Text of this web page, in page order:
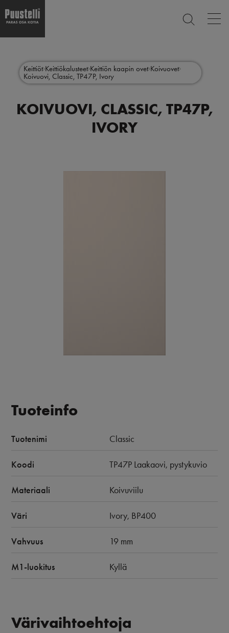
menu
Keittiöt Keittiökalusteet Keittiön kaapin ovet Koivuovet
Koivuovi, Classic, TP47P, Ivory
KOIVUOVI, CLASSIC, TP47P,
IVORY
Tuoteinfo
Tuotenimi Classic
Koodi TP47P Laakaovi, pystykuvio
Materiaali Koivuviilu
Väri Ivory, BP400
Vahvuus 19 mm
M1-luokitus Kyllä
Värivaihtoehtoja